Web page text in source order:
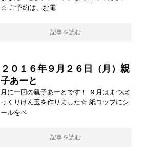
☆ ご予約は、お電
記事を読む
２０１６年９月２６日（月）親
子あーと
月に一回の親子あーとです！ ９月はまつぼ
っくりけん玉を作りました☆ 紙コップにシ
ールをペ
記事を読む